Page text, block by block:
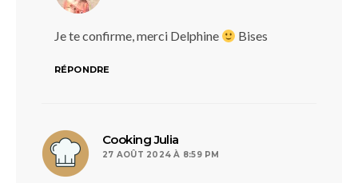
Je te confirme, merci Delphine Bises
RÉPONDRE
Cooking Julia
27 AOÛT 2024 À 8:59 PM